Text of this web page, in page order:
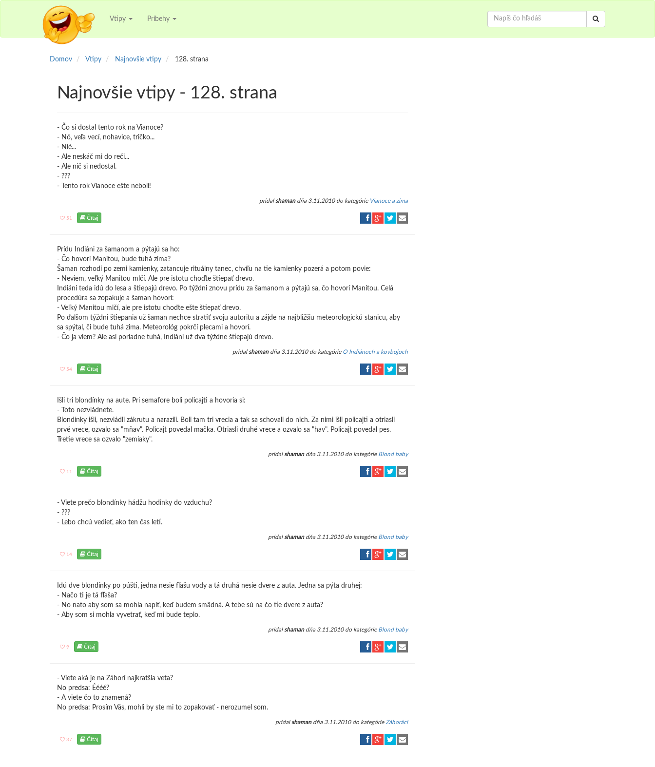
Vtipy Príbehy
Domov Vtipy Najnovšie vtipy 128. strana
Najnovšie vtipy - 128. strana
- Čo si dostal tento rok na Vianoce?
- Nó, veľa vecí, nohavice, tričko...
- Nié...
- Ale neskáč mi do reči...
- Ale nič si nedostal.
- ???
- Tento rok Vianoce ešte neboli!
pridal shamandňa 3.11.2010 do kategórie Vianoce a zima
51 Čítaj
Prídu Indiáni za šamanom a pýtajú sa ho:
- Čo hovorí Manitou, bude tuhá zima?
Šaman rozhodí po zemi kamienky, zatancuje rituálny tanec, chvíľu na tie kamienky pozerá a potom povie:
- Neviem, veľký Manitou mlčí. Ale pre istotu choďte štiepať drevo.
Indiáni teda idú do lesa a štiepajú drevo. Po týždni znovu prídu za šamanom a pýtajú sa, čo hovorí Manitou. Celá
procedúra sa zopakuje a šaman hovorí:
- Veľký Manitou mlčí, ale pre istotu choďte ešte štiepať drevo.
Po ďalšom týždni štiepania už šaman nechce stratiť svoju autoritu a zájde na najbližšiu meteorologickú stanicu, aby
sa spýtal, či bude tuhá zima. Meteorológ pokrčí plecami a hovorí.
- Čo ja viem? Ale asi poriadne tuhá, Indiáni už dva týždne štiepajú drevo.
pridal shamandňa 3.11.2010 do kategórie O Indiánoch a kovbojoch
54 Čítaj
Išli tri blondínky na aute. Pri semafore boli policajti a hovoria si:
- Toto nezvládnete.
Blondínky išli, nezvládli zákrutu a narazili. Boli tam tri vrecia a tak sa schovali do nich. Za nimi išli policajti a otriasli
prvé vrece, ozvalo sa "mňav". Policajt povedal mačka. Otriasli druhé vrece a ozvalo sa "hav". Policajt povedal pes.
Tretie vrece sa ozvalo "zemiaky".
pridal shamandňa 3.11.2010 do kategórie Blond baby
11 Čítaj
- Viete prečo blondínky hádžu hodinky do vzduchu?
- ???
- Lebo chcú vedieť, ako ten čas letí.
pridal shamandňa 3.11.2010 do kategórie Blond baby
14 Čítaj
Idú dve blondínky po púšti, jedna nesie fľašu vody a tá druhá nesie dvere z auta. Jedna sa pýta druhej:
- Načo ti je tá fľaša?
- No nato aby som sa mohla napiť, keď budem smädná. A tebe sú na čo tie dvere z auta?
- Aby som si mohla vyvetrať, keď mi bude teplo.
pridal shamandňa 3.11.2010 do kategórie Blond baby
9 Čítaj
- Viete aká je na Záhorí najkratšia veta?
No predsa: Éééé?
- A viete čo to znamená?
No predsa: Prosím Vás, mohli by ste mi to zopakovať - nerozumel som.
pridal shamandňa 3.11.2010 do kategórie Záhoráci
37 Čítaj